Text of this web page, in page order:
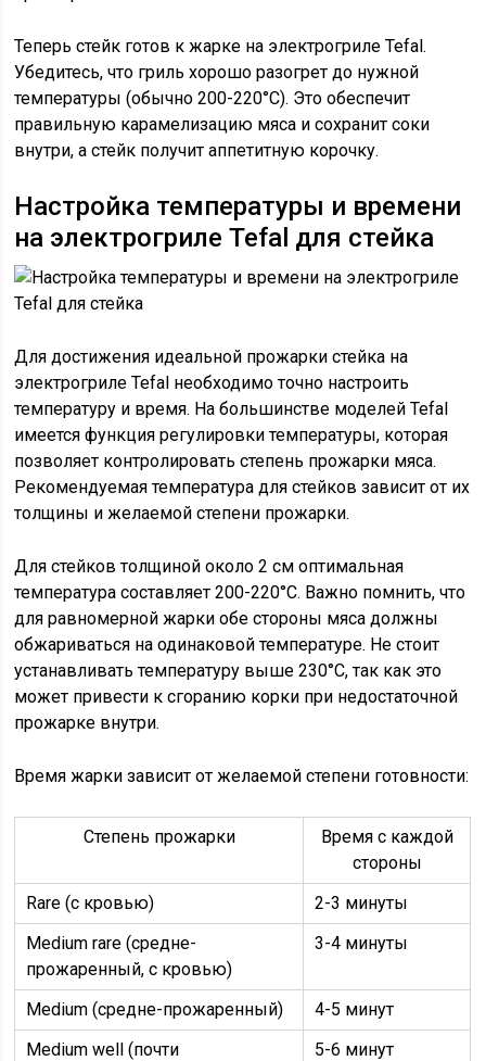
Теперь стейк готов к жарке на электрогриле Tefal.
Убедитесь, что гриль хорошо разогрет до нужной
температуры (обычно 200-220°C). Это обеспечит
правильную карамелизацию мяса и сохранит соки
внутри, а стейк получит аппетитную корочку.
Настройка температуры и времени
на электрогриле Tefal для стейка
Для достижения идеальной прожарки стейка на
электрогриле Tefal необходимо точно настроить
температуру и время. На большинстве моделей Tefal
имеется функция регулировки температуры, которая
позволяет контролировать степень прожарки мяса.
Рекомендуемая температура для стейков зависит от их
толщины и желаемой степени прожарки.
Для стейков толщиной около 2 см оптимальная
температура составляет 200-220°C. Важно помнить, что
для равномерной жарки обе стороны мяса должны
обжариваться на одинаковой температуре. Не стоит
устанавливать температуру выше 230°C, так как это
может привести к сгоранию корки при недостаточной
прожарке внутри.
Время жарки зависит от желаемой степени готовности:
Степень прожарки
Время с каждой
стороны
Rare (с кровью)
2-3 минуты
Medium rare (средне-
прожаренный, с кровью)
3-4 минуты
Medium (средне-прожаренный)
4-5 минут
Medium well (почти
5-6 минут